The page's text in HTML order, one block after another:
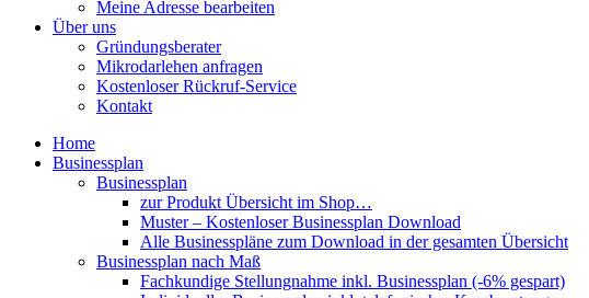
Meine Adresse bearbeiten
Über uns
Gründungsberater
Mikrodarlehen anfragen
Kostenloser Rückruf-Service
Kontakt
Home
Businessplan
Businessplan
zur Produkt Übersicht im Shop…
Muster – Kostenloser Businessplan Download
Alle Businesspläne zum Download in der gesamten Übersicht
Businessplan nach Maß
Fachkundige Stellungnahme inkl. Businessplan (-6% gespart)